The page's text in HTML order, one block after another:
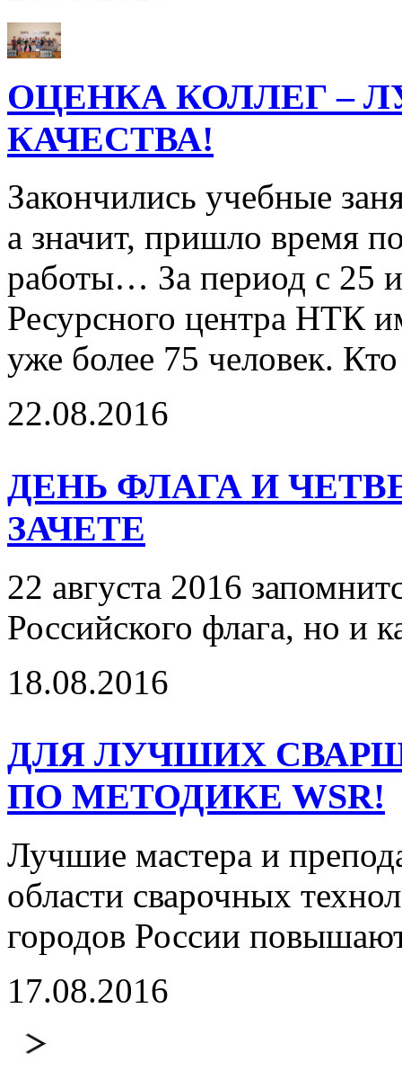
ОЦЕНКА КОЛЛЕГ –
КАЧЕСТВА!
Закончились учебные
а значит, пришло время
работы… За период с 25
Ресурсного центра НТК
уже более 75 человек.
22.08.2016
ДЕНЬ ФЛАГА И
ЗАЧЕТЕ
22 августа 2016
Российского флага, но
18.08.2016
ДЛЯ ЛУЧШИХ
ПО МЕТОДИКЕ WSR!
Лучшие мастера и
области сварочных
городов России
17.08.2016